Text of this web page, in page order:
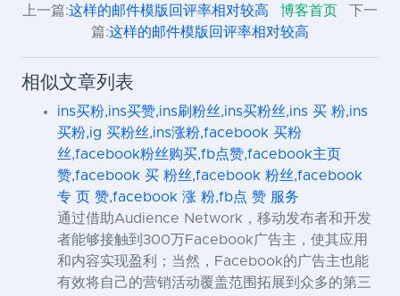
上一篇:这样的邮件模版回评率相对较高 博客首页
下一
篇:这样的邮件模版回评率相对较高
相似文章列表
ins买粉,ins买赞,ins刷粉丝,ins买粉丝,ins 买 粉,ins
买粉,ig 买粉丝,ins涨粉,facebook 买粉
丝,facebook粉丝购买,fb点赞,facebook主页
赞,facebook 买 粉丝,facebook 粉丝,facebook
专 页 赞,facebook 涨 粉,fb点 赞 服务
通过借助Audience Network，移动发布者和开发
者能够接触到300万Facebook广告主，使其应用
和内容实现盈利；当然，Facebook的广告主也能
有效将自己的营销活动覆盖范围拓展到众多的第三